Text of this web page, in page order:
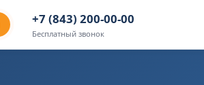
+7 (843) 200-00-00
Бесплатный звонок